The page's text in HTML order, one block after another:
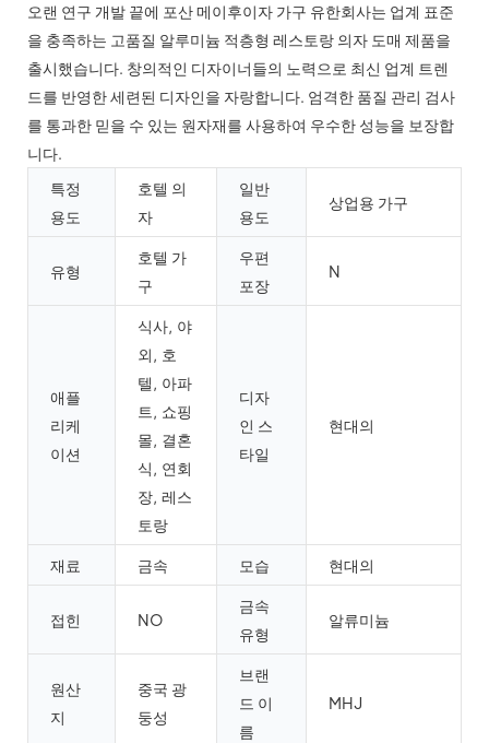
오랜 연구 개발 끝에 포산 메이후이자 가구 유한회사는 업계 표준
을 충족하는 고품질 알루미늄 적층형 레스토랑 의자 도매 제품을
출시했습니다. 창의적인 디자이너들의 노력으로 최신 업계 트렌
드를 반영한 ​​세련된 디자인을 자랑합니다. 엄격한 품질 관리 검사
를 통과한 믿을 수 있는 원자재를 사용하여 우수한 성능을 보장합
니다.
특정
용도
호텔 의
자
일반
용도
상업용 가구
유형
호텔 가
구
우편
포장
N
애플
리케
이션
식사, 야
외, 호
텔, 아파
트, 쇼핑
몰, 결혼
식, 연회
장, 레스
토랑
디자
인 스
타일
현대의
재료 금속 모습 현대의
접힌 NO
금속
유형
알류미늄
원산
지
중국 광
둥성
브랜
드 이
름
MHJ